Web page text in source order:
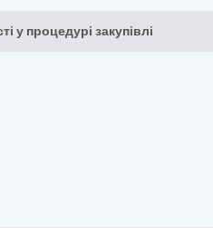
у процедурі закупівлі